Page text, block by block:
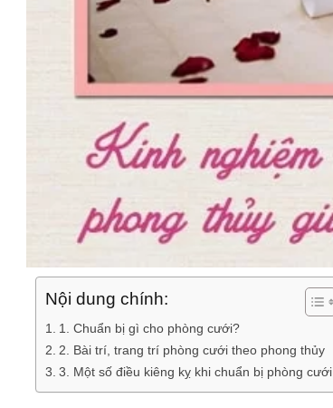
Nội dung chính:
1. Chuẩn bị gì cho phòng cưới?
2. Bài trí, trang trí phòng cưới theo phong thủy
3. Một số điều kiêng kỵ khi chuẩn bị phòng cưới